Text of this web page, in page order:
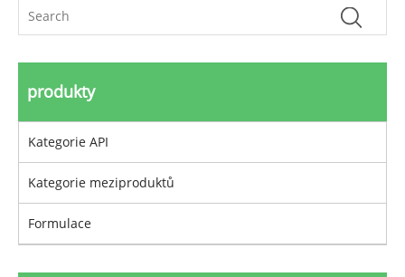
produkty
Kategorie API
Kategorie meziproduktů
Formulace